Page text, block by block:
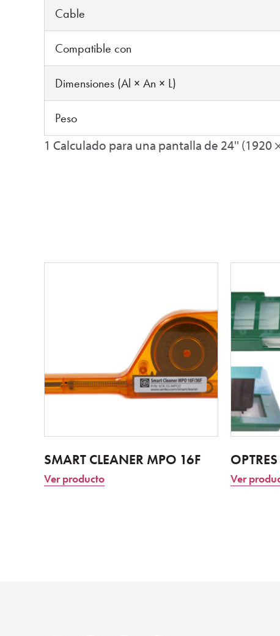
Cable
Compatible con
Dimensiones (Al × An × L)
Peso
1 Calculado para una pantalla de 24'' (1920
SMART CLEANER MPO 16F
Ver producto Ver